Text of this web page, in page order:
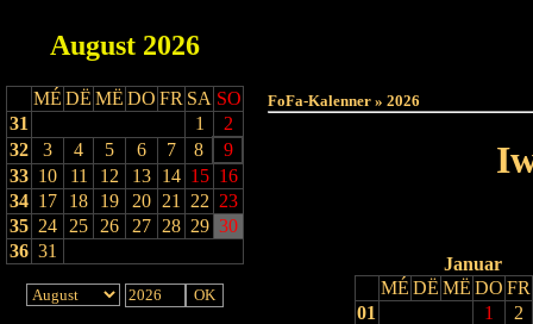
August 2026
MÉ DË MË DO FR SA SO
31
1
2
32
3 4 5 6 7 8
9
33 10 11 12 13 14 15 16
34 17 18 19 20 21 22 23
35 24 25 26 27 28 29 30
36 31
FoFa-Kalenner » 2026
Januar
MÉ DË MË DO FR
01
1
2